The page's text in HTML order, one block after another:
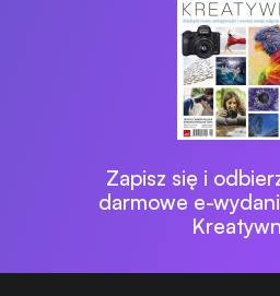
Zapisz się i
darmowe e-